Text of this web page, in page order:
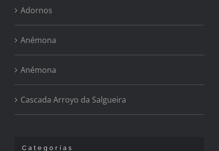
Adornos
Anémona
Anémona
Cascada Arroyo da Salgueira
Categorías